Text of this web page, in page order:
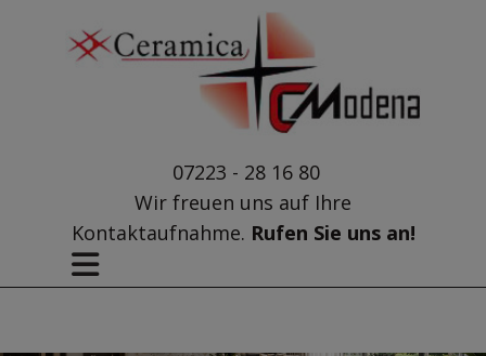
07223 - 28 16 80
Wir freuen uns auf Ihre
Kontaktaufnahme. Rufen Sie uns an!